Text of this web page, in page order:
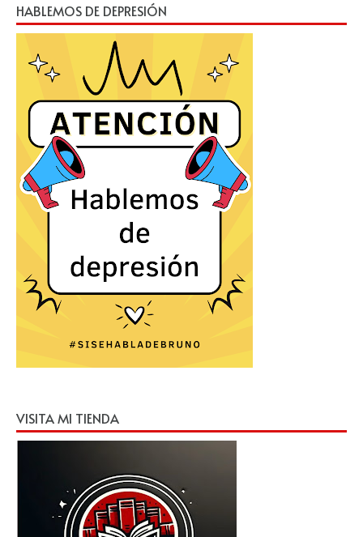
HABLEMOS DE DEPRESIÓN
VISITA MI TIENDA